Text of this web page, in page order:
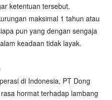
ketentuan tersebut.
maksimal 1 tahun atau
pun yang dengan sengaja
keadaan tidak layak.
di Indonesia, PT Dong
hormat terhadap lambang